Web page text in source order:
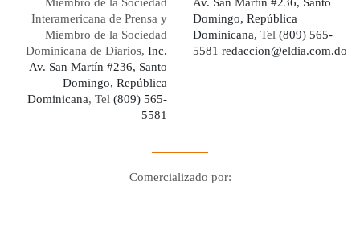
Interamericana de Prensa y
Miembro de la Sociedad
Dominicana de Diarios, Inc.
Av. San Martín #236, Santo
Domingo, República
Dominicana, Tel (809) 565-
5581
Domingo, República
Dominicana, Tel (809) 565-
5581 redaccion@eldia.com.do
Comercializado por: